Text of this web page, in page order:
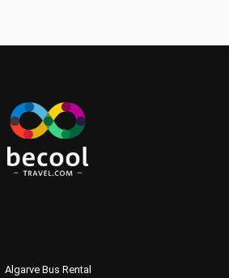
Algarve Bus Rental